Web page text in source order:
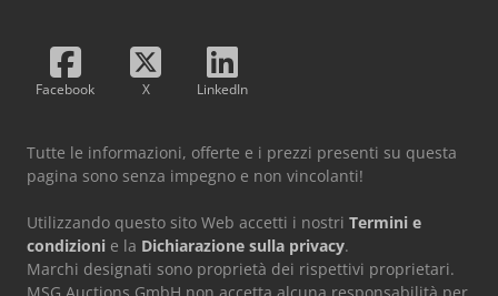
Facebook X LinkedIn
Tutte le informazioni, offerte e i prezzi presenti su questa
pagina sono senza impegno e non vincolanti!
Utilizzando questo sito Web accetti i nostri Termini e
condizioni e la Dichiarazione sulla privacy.
Marchi designati sono proprietà dei rispettivi proprietari.